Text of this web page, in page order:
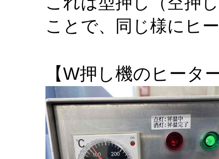
ことで、同じ様にヒ
【W押し機のヒータ